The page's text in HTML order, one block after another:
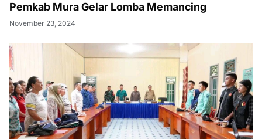
Pemkab Mura Gelar Lomba Memancing
November 23, 2024